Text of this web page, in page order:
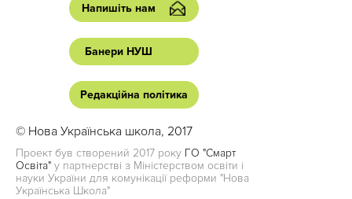
Напишіть нам
Банери НУШ
Редакційна політика
© Нова Українська школа, 2017
Проект був створений 2017 року ГО "Смарт
Освіта" у партнерстві з Міністерством освіти і
науки України для комунікації реформи "Нова
Українська Школа"